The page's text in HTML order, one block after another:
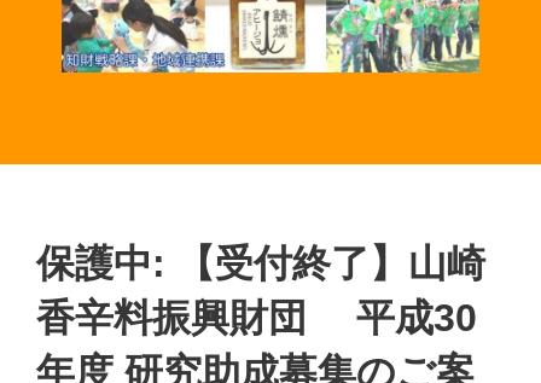
保護中: 【受付終了】山崎
香辛料振興財団 平成30
年度 研究助成募集のご案